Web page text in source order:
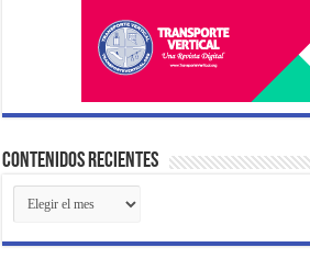
Contenidos Recientes
Contenidos
Recientes